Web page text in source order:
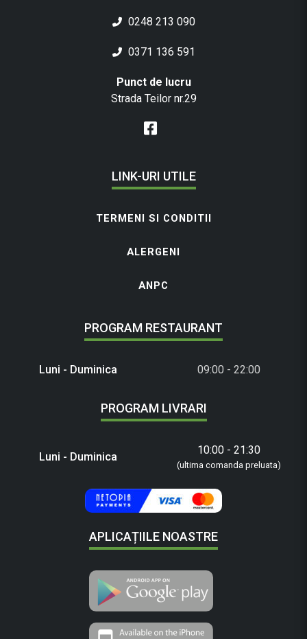
0248 213 090
0371 136 591
Punct de lucru
Strada Teilor nr.29
LINK-URI UTILE
TERMENI SI CONDITII
ALERGENI
ANPC
PROGRAM RESTAURANT
Luni - Duminica 09:00 - 22:00
PROGRAM LIVRARI
Luni - Duminica 10:00 - 21:30
(ultima comanda preluata)
APLICAȚIILE NOASTRE